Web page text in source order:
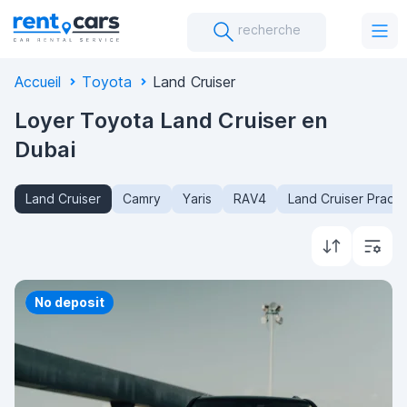
recherche
Accueil Toyota Land Cruiser
Loyer Toyota Land Cruiser en
Dubai
Land Cruiser Camry Yaris RAV4 Land Cruiser Prado
Priority
No deposit